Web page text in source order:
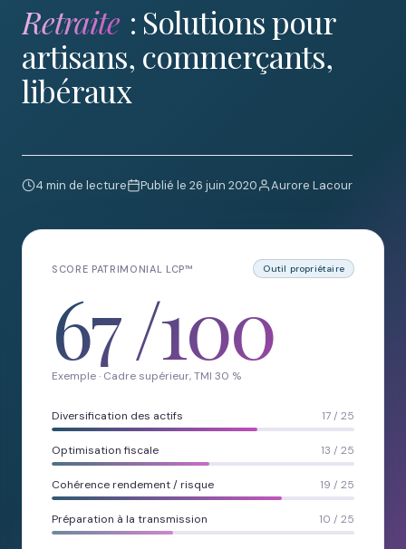
Retraite : Solutions pour
artisans, commerçants,
libéraux
4 min de lecture Publié le 26 juin 2020 Aurore Lacour
SCORE PATRIMONIAL LCP™ Outil propriétaire
67/100
Exemple · Cadre supérieur, TMI 30 %
Diversification des actifs 17 / 25
Optimisation fiscale 13 / 25
Cohérence rendement / risque 19 / 25
Préparation à la transmission 10 / 25